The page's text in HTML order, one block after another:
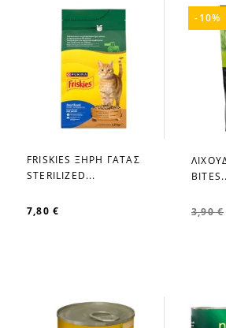
favorite_border
FRISKIES ΞΗΡΗ ΓΑΤΑΣ
STERILIZED...
7,80 € 3,90 €
-10%